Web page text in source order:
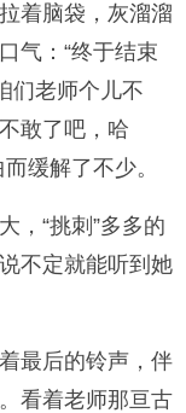
着脑袋，灰溜溜
气：“终于结束
们老师个儿不
敢了吧，哈
缓解了不少。
“挑刺”多多的
不定就能听到她
后的铃声，伴
看着老师那亘古